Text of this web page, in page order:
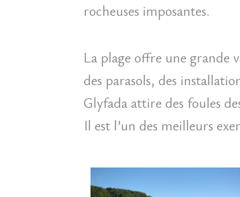
rocheuses imposantes.
La plage offre une grande
des parasols, des
Glyfada attire des foules
Il est l’un des meilleurs